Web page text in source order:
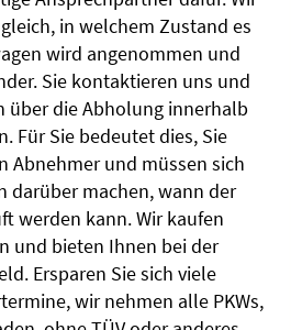
in welchem Zustand es
wird angenommen und
Sie kontaktieren uns und
über die Abholung innerhalb
Für Sie bedeutet dies, Sie
Abnehmer und müssen sich
darüber machen, wann der
werden kann. Wir kaufen
und bieten Ihnen bei der
Ersparen Sie sich viele
wir nehmen alle PKWs,